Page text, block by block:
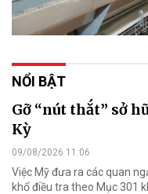
NỔI BẬT
Gỡ “nút thắt” sở
Kỳ
09/08/2026 11:06
Việc Mỹ đưa ra các quan
khổ điều tra theo Mục 301